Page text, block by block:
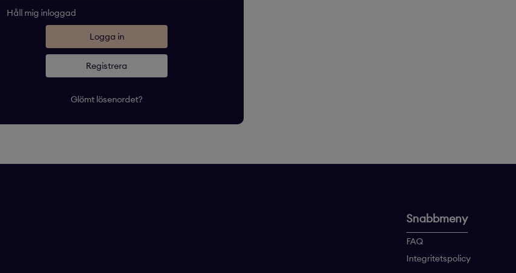
Håll mig inloggad
Registrera
Glömt lösenordet?
Snabbmeny
FAQ
Integritetspolicy